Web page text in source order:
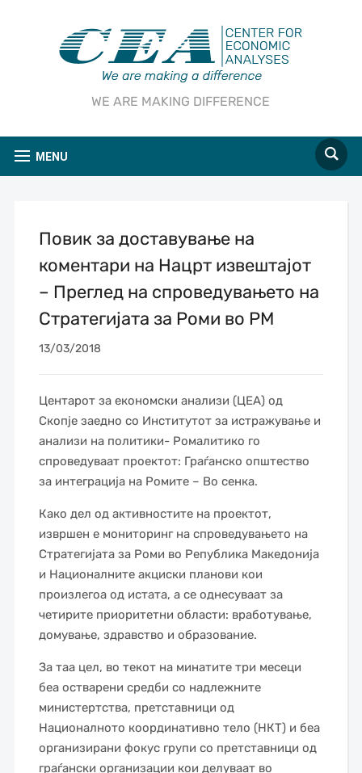
WE ARE MAKING DIFFERENCE
MENU
Повик за доставување на
коментари на Нацрт извештајот
– Преглед на спроведувањето на
Стратегијата за Роми во РМ
13/03/2018
Центарот за економски анализи (ЦЕА) од
Скопје заедно со Институтот за истражување и
анализи на политики- Ромалитико го
спроведуваат проектот: Граѓанско општество
за интеграција на Ромите – Во сенка.
Како дел од активностите на проектот,
извршен е мониторинг на спроведувањето на
Стратегијата за Роми во Република Македонија
и Националните акциски планови кои
произлегоа од истата, а се однесуваат за
четирите приоритетни области: вработување,
домување, здравство и образование.
За таа цел, во текот на минатите три месеци
беа остварени средби со надлежните
министертства, претставници од
Националното координативно тело (НКТ) и беа
организирани фокус групи со претставници од
граѓански организации кои делуваат во